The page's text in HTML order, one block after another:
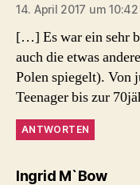
14. April 2017 um 10:42
[…] Es war ein sehr
auch die etwas
Polen spiegelt). Von
Teenager bis zur
ANTWORTEN
Ingrid M`Bowsagt: